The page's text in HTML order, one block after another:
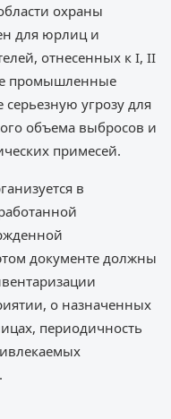
охраны
для юрлиц и
отнесенных к I, II
промышленные
угрозу для
объема выбросов и
примесей.
в
документе должны
о назначенных
периодичность